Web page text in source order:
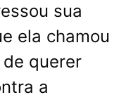
sua
ela chamou
querer
a